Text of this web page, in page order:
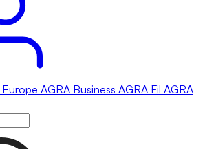
Europe AGRA Business AGRA Fil AGRA